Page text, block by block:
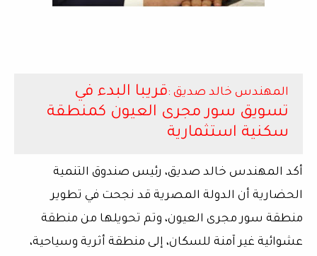
المهندس خالد صديق :قريبا البدء في
تسويق سور مجرى العيون كمنطقة
سكنية استثمارية
أكد المهندس خالد صديق، رئيس صندوق التنمية
الحضارية أن الدولة المصرية قد نجحت في تطوير
منطقة سور مجرى العيون، وتم تحويلها من منطقة
عشوائية غير آمنة للسكان، إلى منطقة أثرية وسياحية،